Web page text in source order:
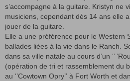
s’accompagne à la guitare. Kristyn ne
musiciens, cependant dès 14 ans elle
jouer de la guitare.
Elle a une préférence pour le Western
ballades liées à la vie dans le Ranch.
dans sa ville natale au cours d’un ‘’
(opération de tri et rassemblement du
au ‘’Cowtown Opry’’ à Fort Worth et